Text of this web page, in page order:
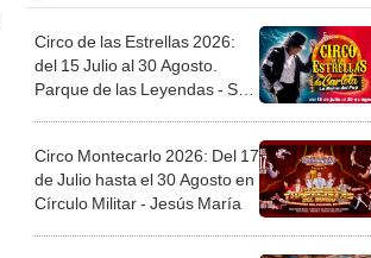
Circo de las Estrellas 2026:
del 15 Julio al 30 Agosto.
Parque de las Leyendas - San
Circo Montecarlo 2026: Del 17
de Julio hasta el 30 Agosto en
Círculo Militar - Jesús María